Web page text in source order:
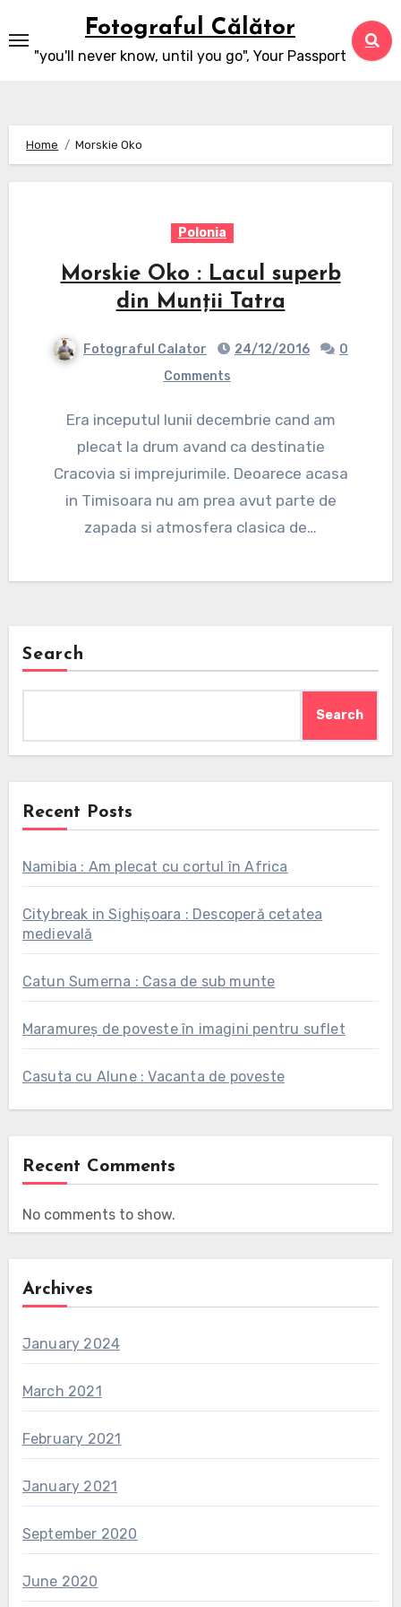
to
content
Fotograful Călător
"you'll never know, until you go", Your Passport
Home Morskie Oko
Polonia
Morskie Oko : Lacul superb
din Munții Tatra
Fotograful Calator 24/12/2016
0
Comments
Era inceputul lunii decembrie cand am
plecat la drum avand ca destinatie
Cracovia si imprejurimile. Deoarece acasa
in Timisoara nu am prea avut parte de
zapada si atmosfera clasica de…
Search
Search
Recent Posts
Namibia : Am plecat cu cortul în Africa
Citybreak in Sighișoara : Descoperă cetatea
medievală
Catun Sumerna : Casa de sub munte
Maramureș de poveste în imagini pentru suflet
Casuta cu Alune : Vacanta de poveste
Recent Comments
No comments to show.
Archives
January 2024
March 2021
February 2021
January 2021
September 2020
June 2020